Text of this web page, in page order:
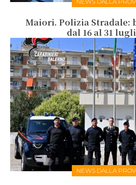
Maiori. Polizia
dal 16 al 31
NEWS DALLA